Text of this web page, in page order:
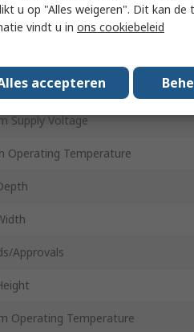
Type
Supply Voltage
Operating Temperature
Approvals
Operating Temperature
u op "Alles weigeren". Dit kan
vindt u in ons cookiebeleid
accepteren